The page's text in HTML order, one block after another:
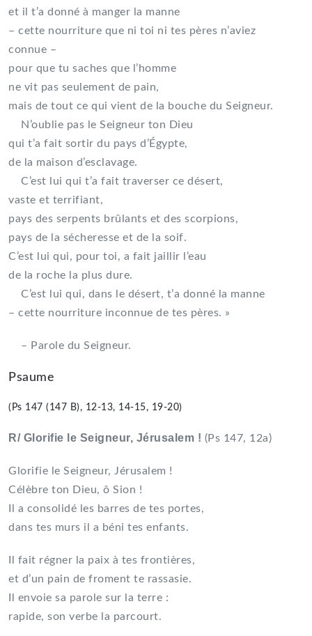
et il t’a donné à manger la manne
– cette nourriture que ni toi ni tes pères n’aviez
connue –
pour que tu saches que l’homme
ne vit pas seulement de pain,
mais de tout ce qui vient de la bouche du Seigneur.
N’oublie pas le Seigneur ton Dieu
qui t’a fait sortir du pays d’Égypte,
de la maison d’esclavage.
C’est lui qui t’a fait traverser ce désert,
vaste et terrifiant,
pays des serpents brûlants et des scorpions,
pays de la sécheresse et de la soif.
C’est lui qui, pour toi, a fait jaillir l’eau
de la roche la plus dure.
C’est lui qui, dans le désert, t’a donné la manne
– cette nourriture inconnue de tes pères. »
– Parole du Seigneur.
Psaume
(Ps 147 (147 B), 12-13, 14-15, 19-20)
R/ Glorifie le Seigneur, Jérusalem ! (Ps 147, 12a)
Glorifie le Seigneur, Jérusalem !
Célèbre ton Dieu, ô Sion !
Il a consolidé les barres de tes portes,
dans tes murs il a béni tes enfants.
Il fait régner la paix à tes frontières,
et d’un pain de froment te rassasie.
Il envoie sa parole sur la terre :
rapide, son verbe la parcourt.